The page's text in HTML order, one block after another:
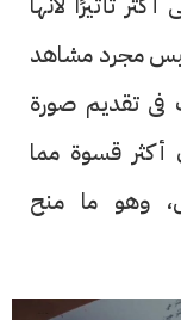
مجرد مشاهد
فى تقديم صورة
أكثر قسوة مما
وهو ما منح